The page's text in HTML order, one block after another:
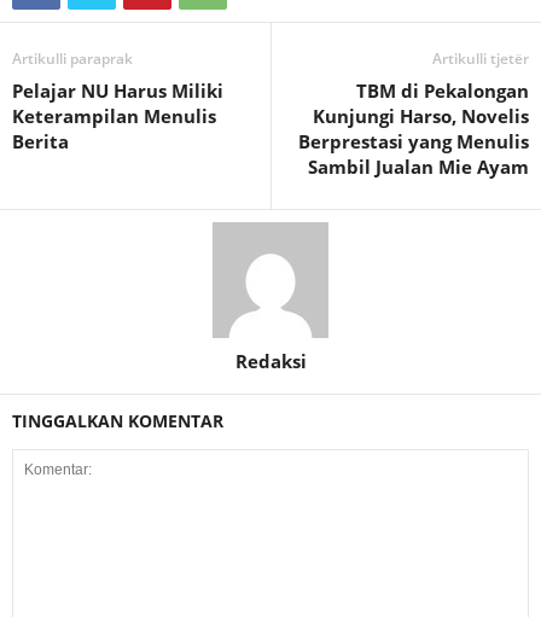
Artikulli paraprak
Pelajar NU Harus Miliki
Keterampilan Menulis
Berita
Artikulli tjetër
TBM di Pekalongan
Kunjungi Harso, Novelis
Berprestasi yang Menulis
Sambil Jualan Mie Ayam
Redaksi
TINGGALKAN KOMENTAR